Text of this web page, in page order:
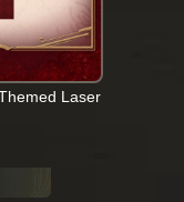
Laser